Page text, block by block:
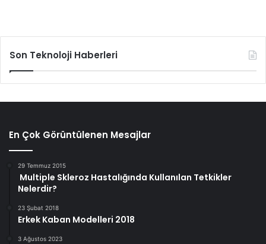
Son Teknoloji Haberleri
En Çok Görüntülenen Mesajlar
29 Temmuz 2015
Multiple Skleroz Hastalığında Kullanılan Tetkikler
Nelerdir?
23 Şubat 2018
Erkek Kaban Modelleri 2018
3 Ağustos 2023